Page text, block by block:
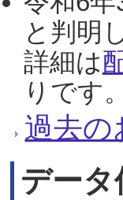
と判明
詳細は
りです
過去の
デー